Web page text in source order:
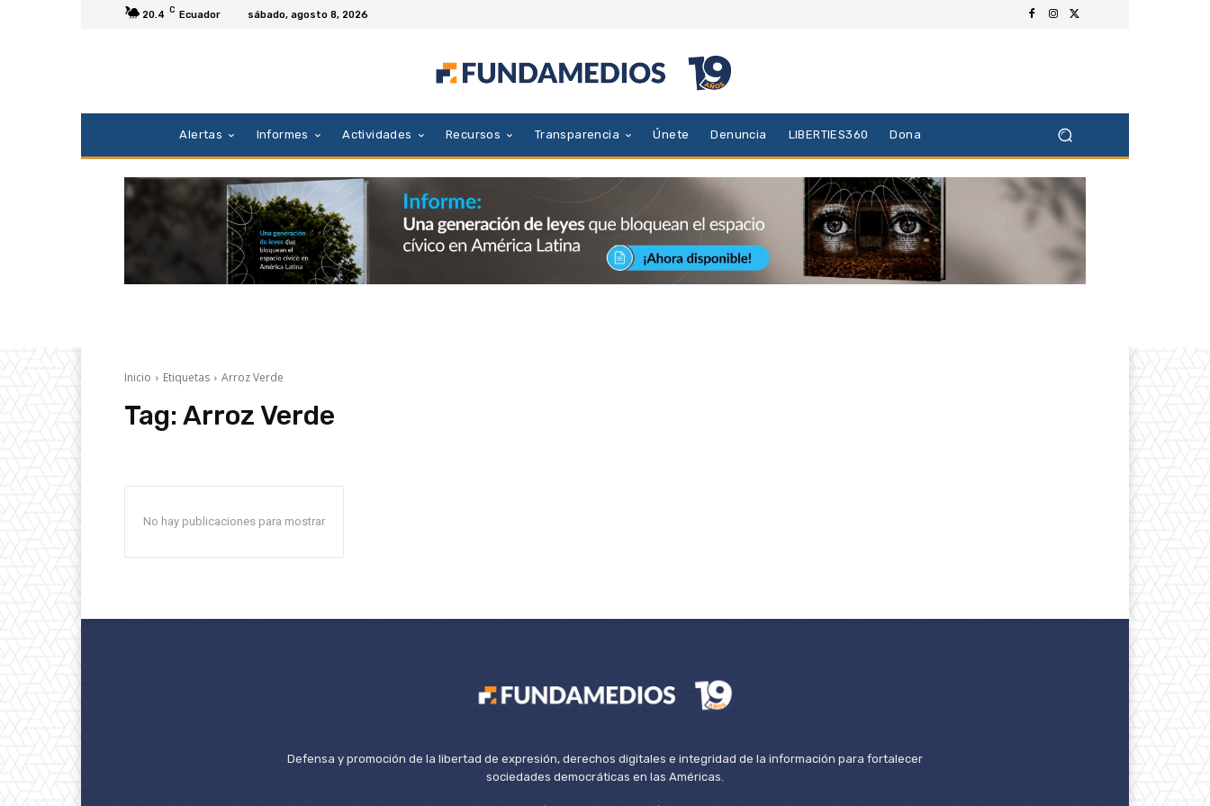
20.4 C Ecuador sábado, agosto 8, 2026
Alertas Informes Actividades Recursos Transparencia Únete Denuncia LIBERTIES360 Dona
Inicio Etiquetas Arroz Verde
Tag: Arroz Verde
No hay publicaciones para mostrar
Defensa y promoción de la libertad de expresión, derechos digitales e integridad de la información para fortalecer
sociedades democráticas en las Américas.